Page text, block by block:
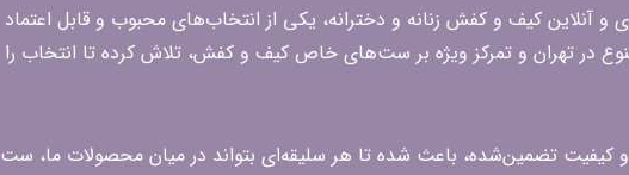
فروش حضوری و آنلاین کیف و کفش زنانه و دخترانه، یکی از انتخاب‌های محبوب و قابل اعتماد
در تهران و تمرکز ویژه بر ست‌های خاص کیف و کفش، تلاش کرده تا انتخاب را
کیفیت تضمین‌شده، باعث شده تا هر سلیقه‌ای بتواند در میان محصولات ما، ست